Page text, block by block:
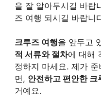
을 잘 알아두시길 바랍
즈 여행 되시길 바랍니
크루즈 여행을 앞두고
적 서류와 절차에 대해
정하지 마세요. 제가
면, 안전하고 편안한 크
거예요.